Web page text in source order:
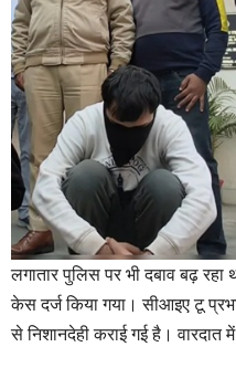
लगातार पुलिस पर भी दबाव बढ़
केस दर्ज किया गया। सीआइए टू
से निशानदेही कराई गई है। वारदात